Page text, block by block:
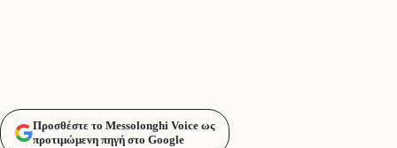
Προσθέστε το Messolonghi Voice ως
προτιμώμενη πηγή στο Google